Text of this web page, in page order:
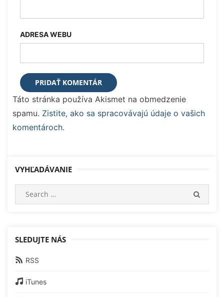
ADRESA WEBU
Táto stránka používa Akismet na obmedzenie
spamu. Zistite, ako sa spracovávajú údaje o vašich
komentároch.
VYHĽADÁVANIE
SLEDUJTE NÁS
RSS
iTunes